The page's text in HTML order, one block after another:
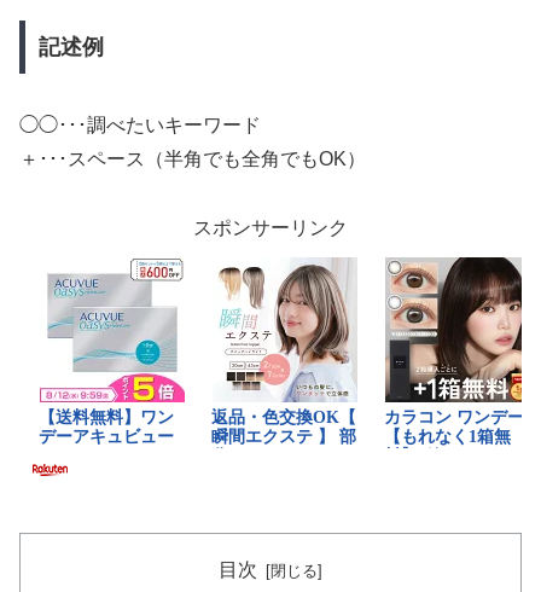
記述例
◯◯･･･調べたいキーワード
＋･･･スペース（半角でも全角でもOK）
スポンサーリンク
目次